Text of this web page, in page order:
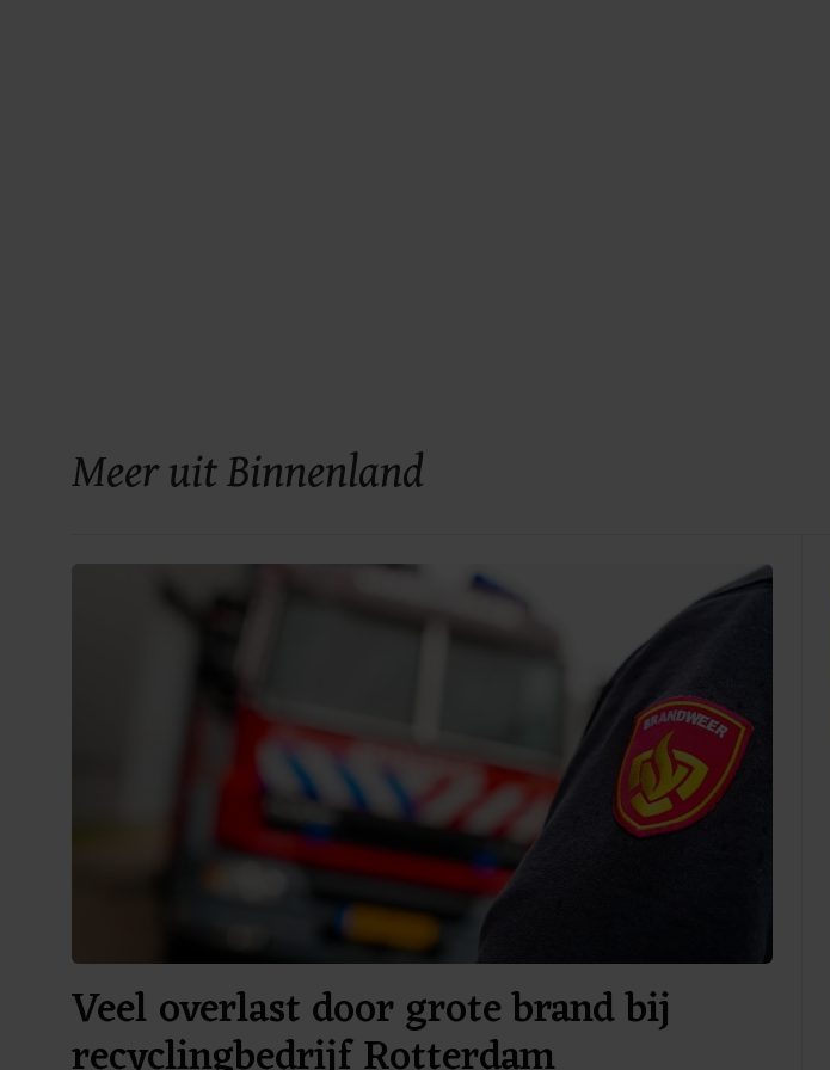
Meer uit Binnenland
Veel overlast door grote brand bij